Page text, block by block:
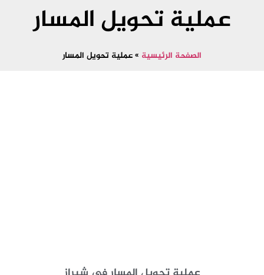
عملية تحويل المسار
الصفحة الرئيسية »عملية تحويل المسار